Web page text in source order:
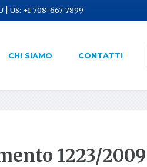
| US: +1-708-667-7899
CHI SIAMO CONTATTI
1223/2009